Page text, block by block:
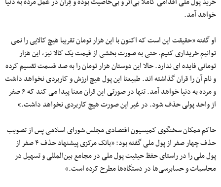
خواهد آمد.
او گفته «حقیقت این است که اکنون با این هزار تومان تقریبا هیچ کالایی را نمی
توانیم خریداری کنیم. حتی به صورت بخشی از قیمت یک کالا نیز، این هزار
تومانی فایده ای ندارد. حالا این دوستان هزار تومان را به صد قسمت تقسیم کرده
و نام آن را قران گذاشته اند. طبیعتا این پول هیچ ارزش و کاربردی نخواهد داشت
و مرده به دنیا خواهد آمد. تنها در صورتی این قران معنا پیدا می کند که ۶ صفر
از واحد پولی حذف شود. در غیر این صورت هیچ کاربردی نخواهد داشت.»
حاکم ممکان سخنگوی کمیسیون اقتصادی مجلس شورای اسلامی پس از تصویب
حذف چهار صفر از پول ملی گفته بود: «بانک مرکزی پیشنهاد حذف ۴ صفر از
پول ملی را در راستای حفظ حیثیت پول ملی در مجامع بین‌المللی و تسهیل در
محاسبات و حسابرسی‌ها در دستگاه‌ها مطرح کرده است.»